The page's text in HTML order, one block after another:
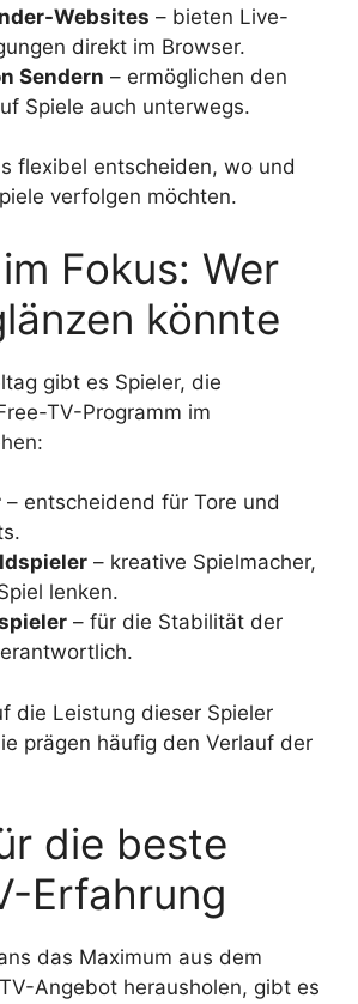
Websites – bieten Live-
direkt im Browser.
Sendern – ermöglichen den
Spiele auch unterwegs.
flexibel entscheiden, wo und
verfolgen möchten.
Fokus: Wer
könnte
gibt es Spieler, die
TV-Programm im
– entscheidend für Tore und
– kreative Spielmacher,
lenken.
– für die Stabilität der
die Leistung dieser Spieler
prägen häufig den Verlauf der
die beste
Erfahrung
das Maximum aus dem
Angebot herausholen, gibt es